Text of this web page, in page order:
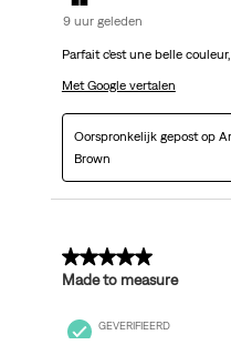
9 uur geleden
Parfait c’est une belle
Met Google vertalen
Oorspronkelijk gepost op
Brown
5 van 5 sterren.
Made to measure
GEVERIFIEERD